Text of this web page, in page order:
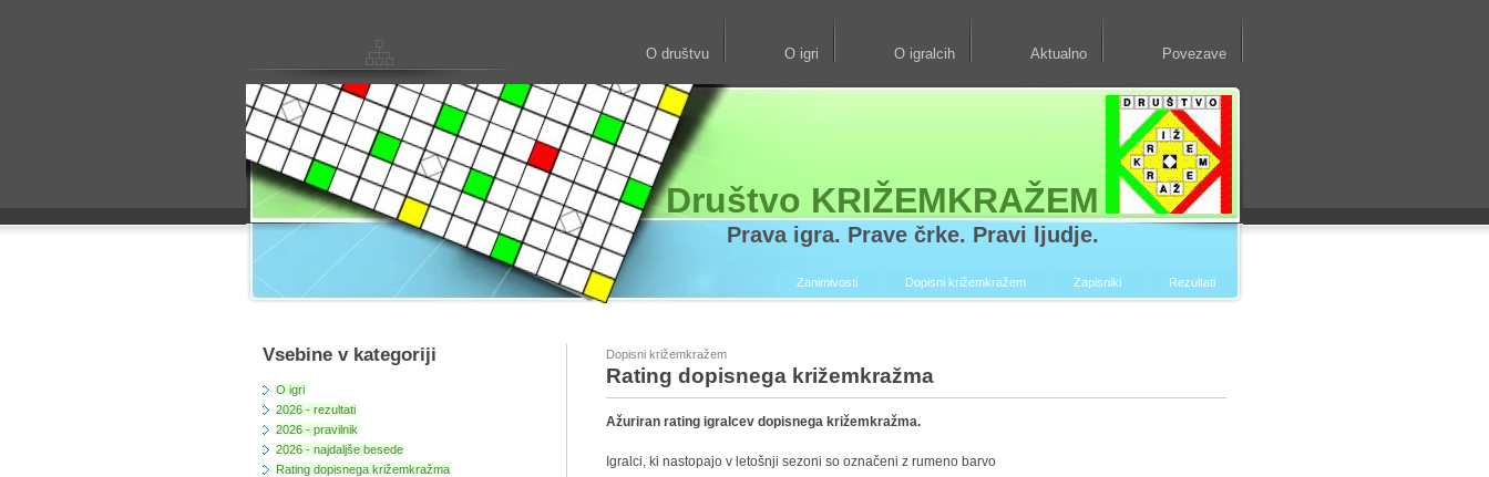
O društvu O igri O igralcih Aktualno Povezave
Društvo KRIŽEMKRAŽEM
Prava igra. Prave črke. Pravi ljudje.
Zanimivosti Dopisni križemkražem Zapisniki Rezultati
Vsebine v kategoriji
O igri
2026 - rezultati
2026 - pravilnik
2026 - najdaljše besede
Rating dopisnega križemkražma
Dopisni križemkražem
Rating dopisnega križemkražma
Ažuriran rating igralcev dopisnega križemkražma.
Igralci, ki nastopajo v letošnji sezoni so označeni z rumeno barvo